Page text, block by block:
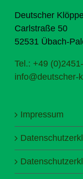
Deutscher
Carlstraße 50
52531 Übach-
Tel.: +49
info@deutscher-
Impressum